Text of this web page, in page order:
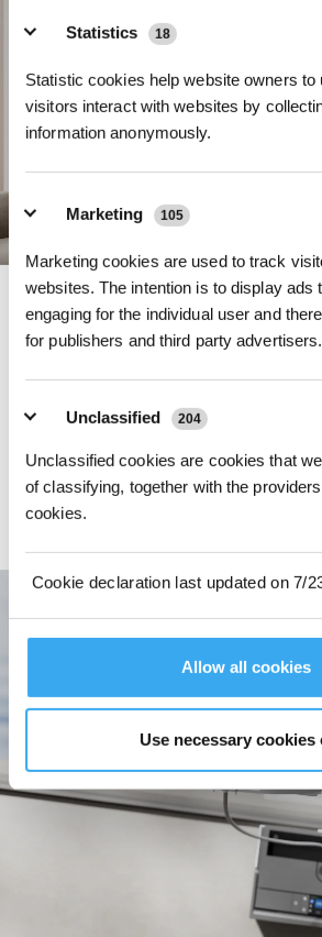
Statistics 18
Statistic cookies help website owners to
visitors interact with websites by
information anonymously.
Marketing 105
Marketing cookies are used to track
websites. The intention is to display ads
engaging for the individual user and
for publishers and third party advertisers.
Unclassified 204
Unclassified cookies are cookies that
of classifying, together with the
cookies.
Cookie declaration last updated on 7/
Allow all cookies
Use necessary cookies
WIN-SLAM 5.0, intelligente Navigation
Dank des verbesserten WIN-SLAM 5.0-
Multi-Sensor-Erkennung umgeht der WINBOT W3
entspricht: Edge Clean (Randreinigung) für Ecken,
(Schnellreinigung) für schnelle Ausbesserungen,
(intensive Reinigung) für anspruchsvollere
(Tiefenreinigung), Thorough Clean (gründliche
(Zonenreinigung) für umfassende Flexibilität. Mit
Leistung, welche die Fensterreinigung neu